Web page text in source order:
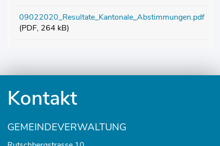
09022020_Resultate_Kantonale_Abstimmungen.pdf
(PDF, 264 kB)
Kontakt
GEMEINDEVERWALTUNG